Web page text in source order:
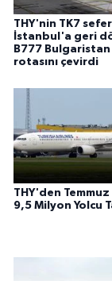
THY'nin TK7
İstanbul'a geri
B777
rotasını çevirdi
THY'den
9,5 Milyon Yolcu